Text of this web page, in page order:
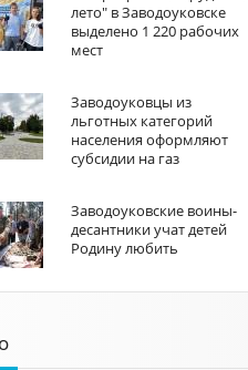
лето" в Заводоуковске
выделено 1 220 рабочих
мест
Заводоуковцы из
льготных категорий
населения оформляют
субсидии на газ
Заводоуковские воины-
десантники учат детей
Родину любить